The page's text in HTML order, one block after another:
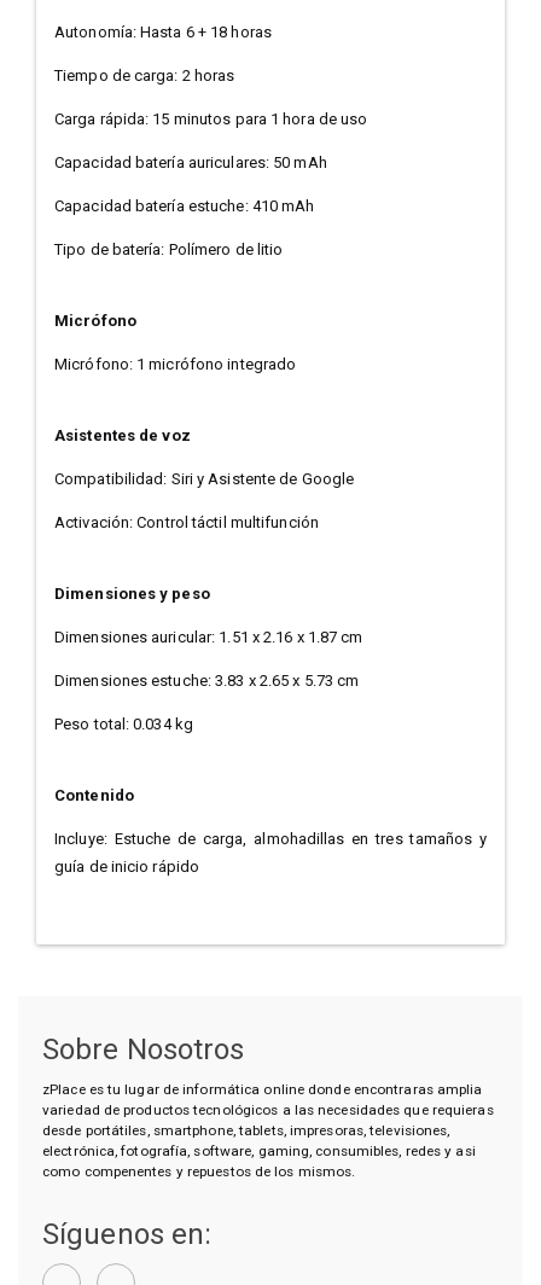
Autonomía: Hasta 6 + 18 horas
Tiempo de carga: 2 horas
Carga rápida: 15 minutos para 1 hora de uso
Capacidad batería auriculares: 50 mAh
Capacidad batería estuche: 410 mAh
Tipo de batería: Polímero de litio
Micrófono
Micrófono: 1 micrófono integrado
Asistentes de voz
Compatibilidad: Siri y Asistente de Google
Activación: Control táctil multifunción
Dimensiones y peso
Dimensiones auricular: 1.51 x 2.16 x 1.87 cm
Dimensiones estuche: 3.83 x 2.65 x 5.73 cm
Peso total: 0.034 kg
Contenido
Incluye: Estuche de carga, almohadillas en tres tamaños y
guía de inicio rápido
Sobre Nosotros
zPlace es tu lugar de informática online donde encontraras amplia
variedad de productos tecnológicos a las necesidades que requieras
desde portátiles, smartphone, tablets, impresoras, televisiones,
electrónica, fotografía, software, gaming, consumibles, redes y asi
como compenentes y repuestos de los mismos.
Síguenos en: